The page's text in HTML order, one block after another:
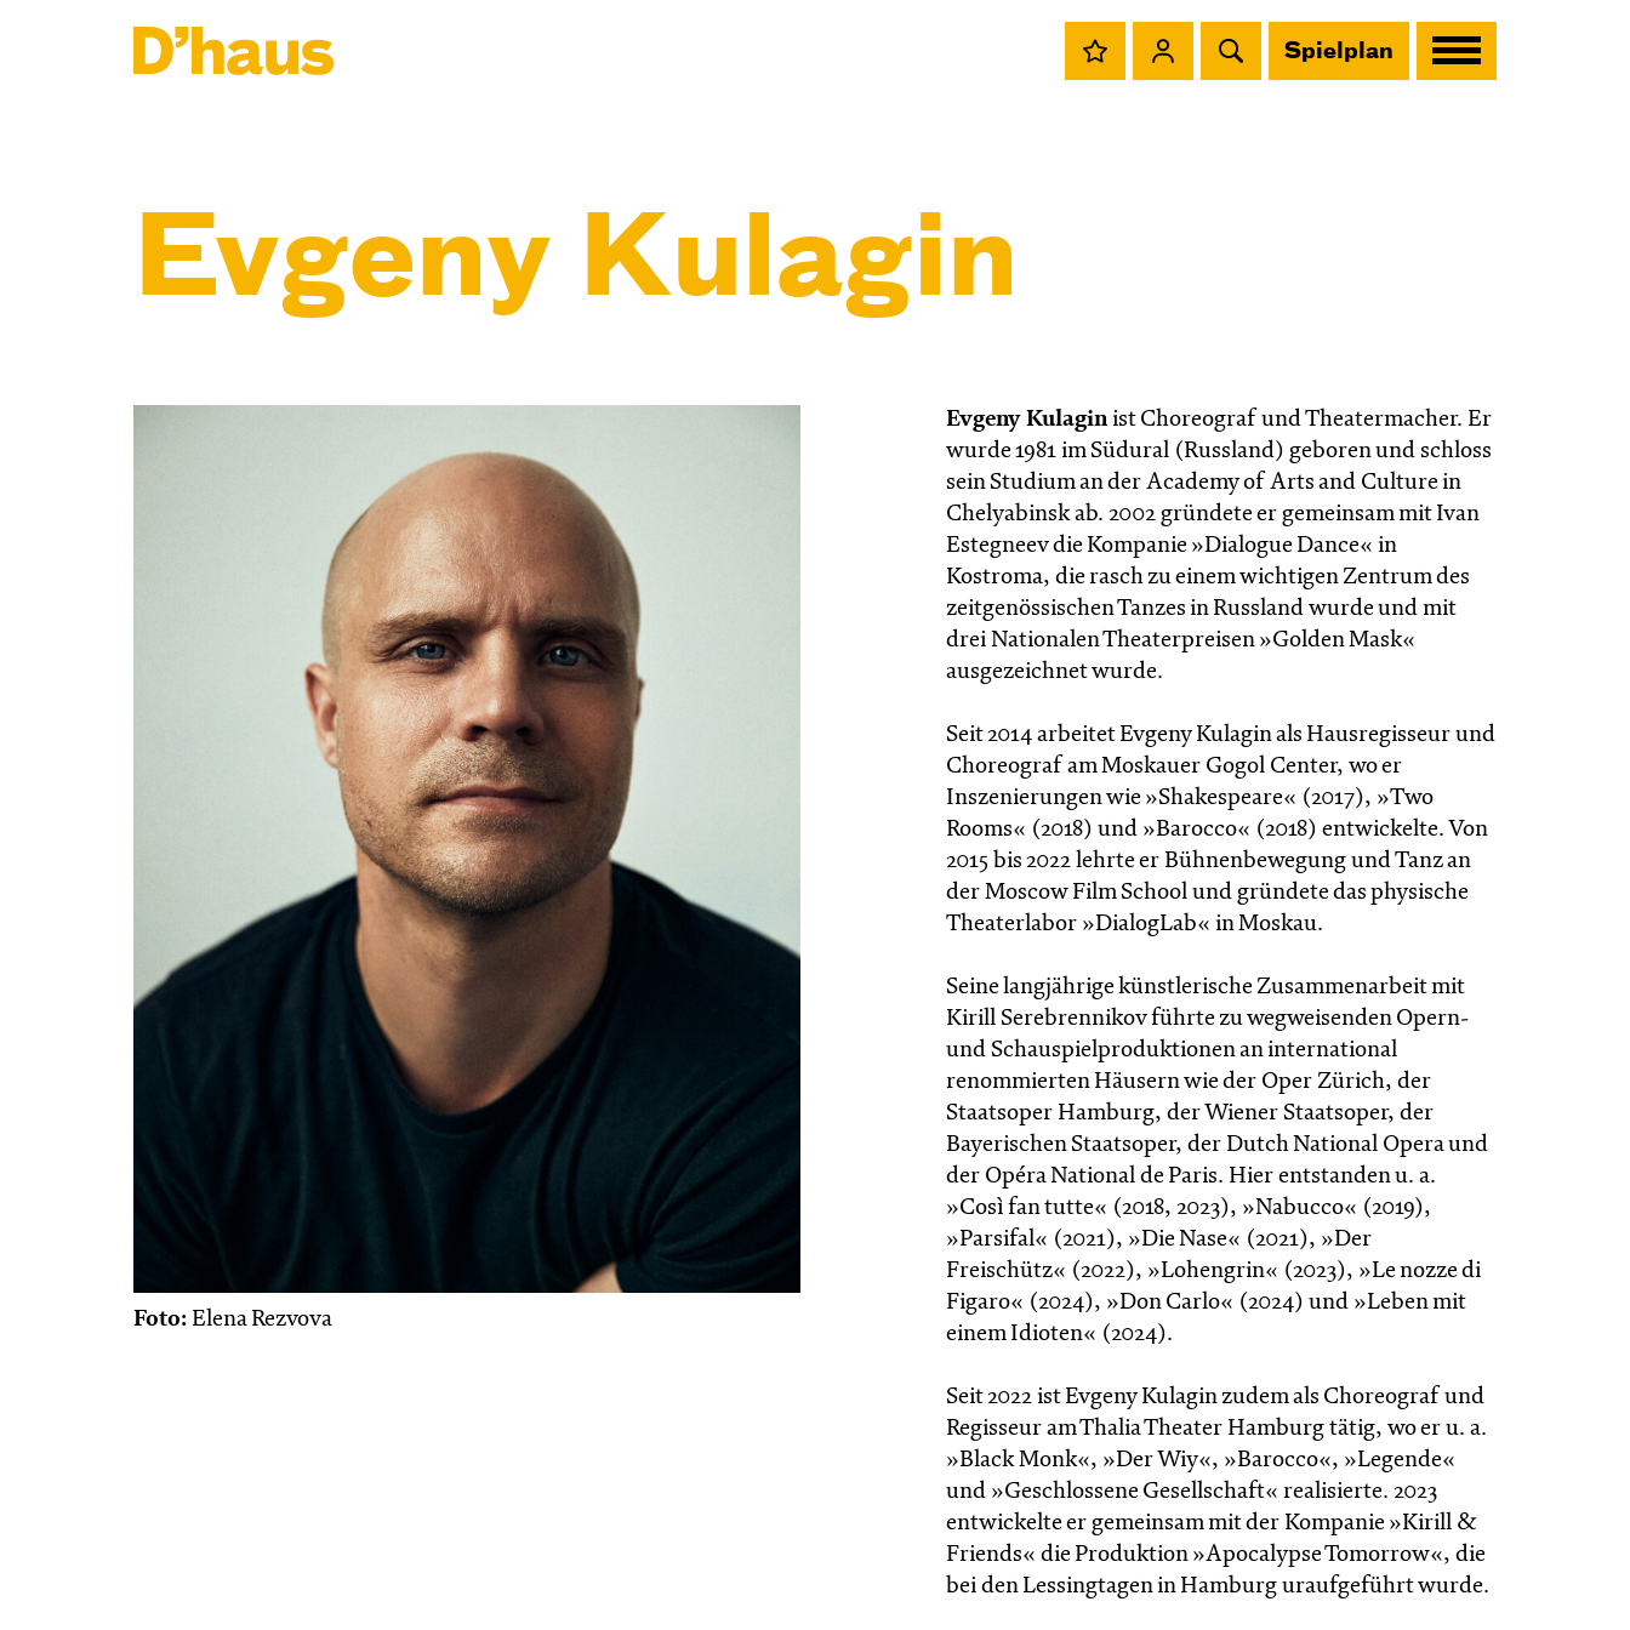
Spielplan
Evgeny Kulagin
Foto: Elena Rezvova
Evgeny Kulagin ist Choreograf und Theatermacher. Er
wurde 1981 im Südural (Russland) geboren und schloss
sein Studium an der Academy of Arts and Culture in
Chelyabinsk ab. 2002 gründete er gemeinsam mit Ivan
Estegneev die Kompanie »Dialogue Dance« in
Kostroma, die rasch zu einem wichtigen Zentrum des
zeitgenössischen Tanzes in Russland wurde und mit
drei Nationalen Theaterpreisen »Golden Mask«
ausgezeichnet wurde.
Seit 2014 arbeitet Evgeny Kulagin als Hausregisseur und
Choreograf am Moskauer Gogol Center, wo er
Inszenierungen wie »Shakespeare« (2017), »Two
Rooms« (2018) und »Barocco« (2018) entwickelte. Von
2015 bis 2022 lehrte er Bühnenbewegung und Tanz an
der Moscow Film School und gründete das physische
Theaterlabor »DialogLab« in Moskau.
Seine langjährige künstlerische Zusammenarbeit mit
Kirill Serebrennikov führte zu wegweisenden Opern-
und Schauspielproduktionen an international
renommierten Häusern wie der Oper Zürich, der
Staatsoper Hamburg, der Wiener Staatsoper, der
Bayerischen Staatsoper, der Dutch National Opera und
der Opéra National de Paris. Hier entstanden u. a.
»Così fan tutte« (2018, 2023), »Nabucco« (2019),
»Parsifal« (2021), »Die Nase« (2021), »Der
Freischütz« (2022), »Lohengrin« (2023), »Le nozze di
Figaro« (2024), »Don Carlo« (2024) und »Leben mit
einem Idioten« (2024).
Seit 2022 ist Evgeny Kulagin zudem als Choreograf und
Regisseur am Thalia Theater Hamburg tätig, wo er u. a.
»Black Monk«, »Der Wiy«, »Barocco«, »Legende«
und »Geschlossene Gesellschaft« realisierte. 2023
entwickelte er gemeinsam mit der Kompanie »Kirill &
Friends« die Produktion »Apocalypse Tomorrow«, die
bei den Lessingtagen in Hamburg uraufgeführt wurde.